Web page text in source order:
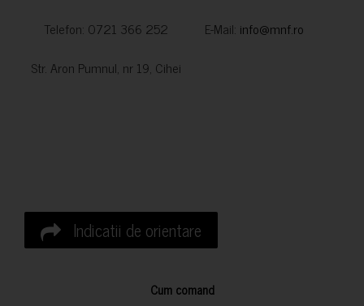
Telefon: 0721 366 252 E-Mail: info@mnf.ro
Str. Aron Pumnul, nr 19, Cihei
Indicatii de orientare
Cum comand